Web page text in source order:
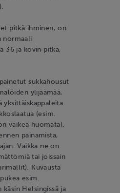
pitkä ihminen, on
normaali
36 ja kovin pitkä,
sukkahousut
ylijäämää,
yksittäiskappaleita
(esim.
vaikea huomata).
painamista,
Vaikka ne on
tai joissain
Kuvausta
esim.
Helsingissä ja